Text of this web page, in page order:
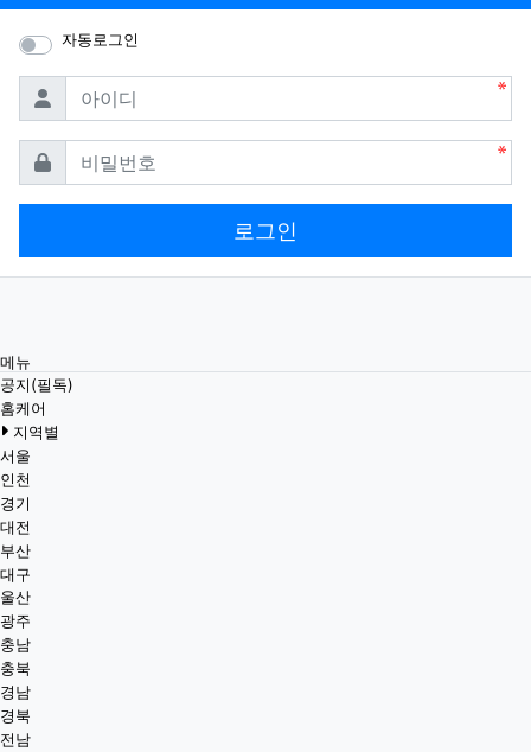
자동로그인
아이디
비밀번호
로그인
메뉴
공지(필독)
홈케어
지역별
서울
인천
경기
대전
부산
대구
울산
광주
충남
충북
경남
경북
전남